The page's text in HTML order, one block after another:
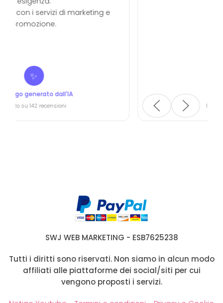
e
Leonardo Nistri
Certificata da Google
SWJ WEB MARKETING - ESB7625238
Tutti i diritti sono riservati. Non siamo in alcun modo
affiliati alle piattaforme dei social/siti per cui
vengono proposti i servizi.